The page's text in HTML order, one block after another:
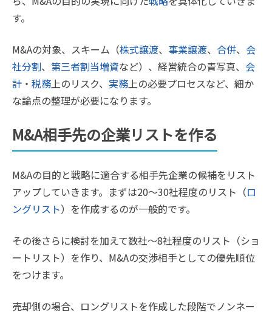
す。
M&Aの対象、スキーム（株式譲渡、 事業譲渡、 合併、 会
社分割、 第三者割当増資など）、経営統合の青写真、 会
計 ・ 税務上のリスク、 実務上の必要プロセスなど、細か
な論点の整理が必要になります。
M&A相手先の企業リストを作る
M&Aの目的と戦略に適合する相手先企業の候補をリスト
アップしていきます。まずは20～30社程度のリスト（ロ
ングリスト）を作成するのが一般的です。
その後さらに検討を加えて数社～8社程度のリスト（ショ
ートリスト）を作り、M&Aの交渉相手としての優先順位
をつけます。
売却側の場合、ロングリストを作成した段階でノンネー